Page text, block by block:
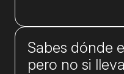
Sabes dónde
pero no si